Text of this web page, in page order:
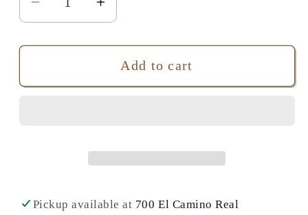
Decrease
quantity
for
頭
的
Increase
quantity
for
《圓
頭
生
的
Add to cart
Pickup available at 700 El Camino Real